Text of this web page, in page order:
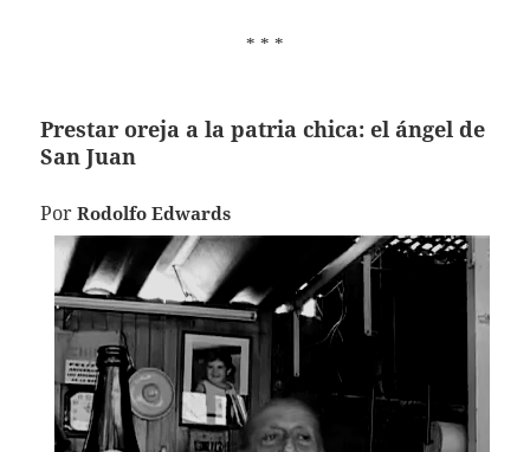
* * *
Prestar oreja a la patria chica: el ángel de
San Juan
Por Rodolfo Edwards